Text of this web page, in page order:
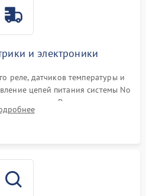
и электроники
реле, датчиков температуры и
цепей питания системы No
вентилятор. Ремонт или замена
при сбоях алгоритмов.